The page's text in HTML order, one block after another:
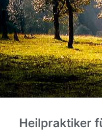
Heilpraktiker